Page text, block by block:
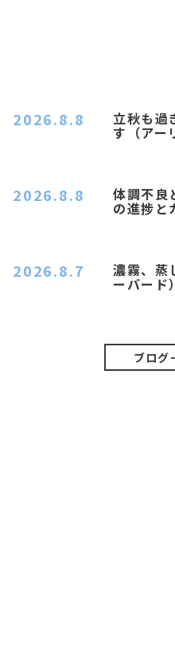
立秋も過
す（アー
2026.8.8
体調不良
の進捗と
2026.8.8
濃霧、蒸
ーバード）
2026.8.7
ブログ